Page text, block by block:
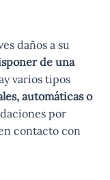
daños a su
de una
varios tipos
automáticas o
por
contacto con